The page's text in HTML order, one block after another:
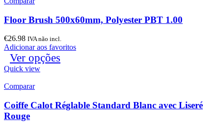
Floor Brush 500x60mm, Polyester PBT 1.00
€26.98 IVA não incl.
Adicionar aos favoritos
Ver opções
Quick view
Comparar
Coiffe Calot Réglable Standard Blanc avec Liseré
Rouge